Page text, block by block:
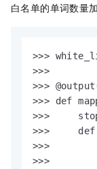
白名单的单词数量加
>>>
>>>
>>>
>>> def
>>>
>>>     def
>>>
>>>